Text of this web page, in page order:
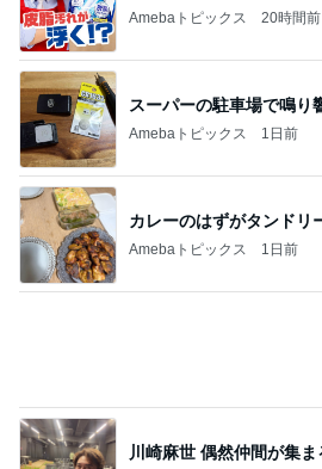
Amebaトピックス 20時間前
スーパーの駐車場で鳴り
Amebaトピックス 1日前
カレーのはずがタンドリ
Amebaトピックス 1日前
川崎麻世 偶然仲間が集